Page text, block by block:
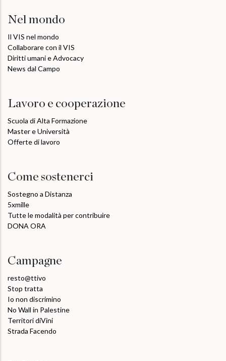
Nel mondo
Il VIS nel mondo
Collaborare con il VIS
Diritti umani e Advocacy
News dal Campo
Lavoro e cooperazione
Scuola di Alta Formazione
Master e Università
Offerte di lavoro
Come sostenerci
Sostegno a Distanza
5xmille
Tutte le modalità per contribuire
DONA ORA
Campagne
resto@ttivo
Stop tratta
Io non discrimino
No Wall in Palestine
Territori diVini
Strada Facendo